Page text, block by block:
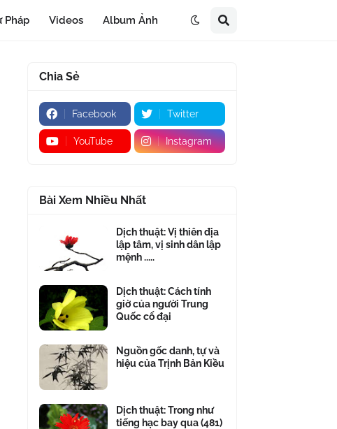
Pháp Videos Album Ảnh
Chia Sẻ
Facebook Twitter
YouTube Instagram
Bài Xem Nhiều Nhất
Dịch thuật: Vị thiên địa
lập tâm, vị sinh dân lập
mệnh .....
Dịch thuật: Cách tính
giờ của người Trung
Quốc cổ đại
Nguồn gốc danh, tự và
hiệu của Trịnh Bản Kiều
Dịch thuật: Trong như
tiếng hạc bay qua (481)